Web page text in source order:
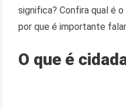
significa? Confira qual é o
por que é importante
O que é